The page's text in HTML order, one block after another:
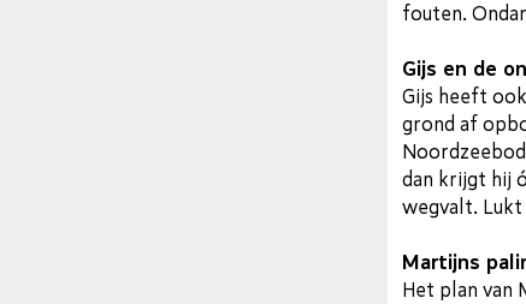
fouten.
Gijs en de
Gijs heeft
grond af
dan krijgt hij
wegvalt. Lukt
Martijns
Het plan van